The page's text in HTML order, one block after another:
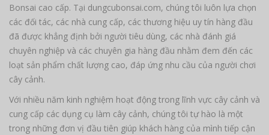
Bonsai cao cấp. Tại dungcubonsai.com, chúng tôi luôn lựa chọn
các đối tác, các nhà cung cấp, các thương hiệu uy tín hàng đầu
đã được khẳng định bởi người tiêu dùng, các nhà đánh giá
chuyên nghiệp và các chuyên gia hàng đầu nhằm đem đến các
loạt sản phẩm chất lượng cao, đáp ứng nhu cầu của người chơi
cây cảnh.
Với nhiều năm kinh nghiệm hoạt động trong lĩnh vực cây cảnh và
cung cấp các dụng cụ làm cây cảnh, chúng tôi tự hào là một
trong những đơn vị đầu tiên giúp khách hàng của mình tiếp cận